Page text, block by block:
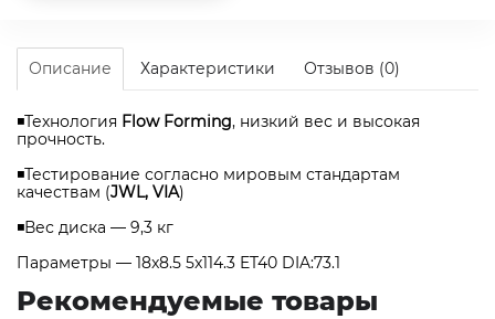
Описание Характеристики Отзывов (0)
◾Технология Flow Forming, низкий вес и высокая
прочность.
◾Тестирование согласно мировым стандартам
качествам (JWL, VIA)
◾Вес диска — 9,3 кг
Параметры — 18x8.5 5x114.3 ET40 DIA:73.1
Рекомендуемые товары